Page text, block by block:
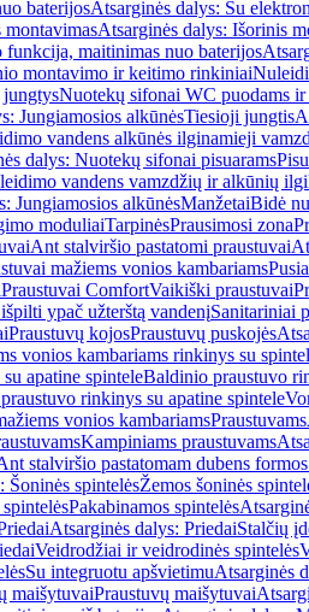
baterijosAtsarginės dalys: Su
montavimasAtsarginės dalys: Išorinis
maitinimas nuo baterijos
montavimo ir keitimo rinkiniai
Nuotekų sifonai WC puodams ir
Jungiamosios alkūnėsTiesioji jungtis
vandens alkūnės ilginamieji
dalys: Nuotekų sifonai pisuarams
vandens vamzdžių ir alkūnių
Jungiamosios alkūnėsManžetaiBidė
moduliaiTarpinėsPrausimosi zona
Ant stalviršio pastatomi praustuvai
mažiems vonios kambariams
Praustuvai ComfortVaikiški praustuvai
ypač užterštą vandenįSanitariniai
Praustuvų kojosPraustuvų puskojės
vonios kambariams rinkinys su
apatine spinteleBaldinio praustuvo
rinkinys su apatine spintele
vonios kambariamsPraustuvams
Kampiniams praustuvams
stalviršio pastatomam dubens
Šoninės spintelėsŽemos šoninės
Pakabinamos spintelės
Atsarginės dalys: PriedaiStalčių
Veidrodžiai ir veidrodinės spintelės
Su integruotu apšvietimuAtsarginės
maišytuvaiPraustuvų maišytuvai